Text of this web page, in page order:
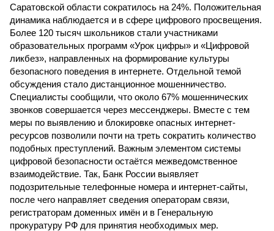
Саратовской области сократилось на 24%. Положительная
динамика наблюдается и в сфере цифрового просвещения.
Более 120 тысяч школьников стали участниками
образовательных программ «Урок цифры» и «Цифровой
ликбез», направленных на формирование культуры
безопасного поведения в интернете. Отдельной темой
обсуждения стало дистанционное мошенничество.
Специалисты сообщили, что около 67% мошеннических
звонков совершается через мессенджеры. Вместе с тем
меры по выявлению и блокировке опасных интернет-
ресурсов позволили почти на треть сократить количество
подобных преступлений. Важным элементом системы
цифровой безопасности остаётся межведомственное
взаимодействие. Так, Банк России выявляет
подозрительные телефонные номера и интернет-сайты,
после чего направляет сведения операторам связи,
регистраторам доменных имён и в Генеральную
прокуратуру РФ для принятия необходимых мер.